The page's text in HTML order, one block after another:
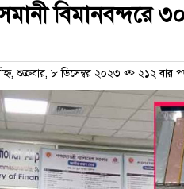
বিমানবন্দরে ৩০
শুক্রবার, ৮ ডিসেম্বর ২০২৩ ২১২ বার